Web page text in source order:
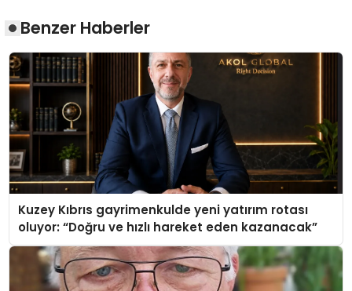
Benzer Haberler
Kuzey Kıbrıs gayrimenkulde yeni yatırım rotası
oluyor: “Doğru ve hızlı hareket eden kazanacak”